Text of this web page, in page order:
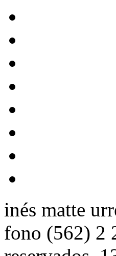
inés matte
fono (562) 2